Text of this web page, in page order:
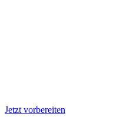
Jetzt vorbereiten